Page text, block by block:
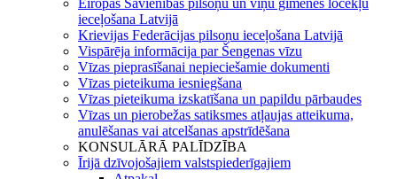
Eiropas Savienības pilsoņu un viņu ģimenes locekļu
ieceļošana Latvijā
Krievijas Federācijas pilsoņu ieceļošana Latvijā
Vispārēja informācija par Šengenas vīzu
Vīzas pieprasīšanai nepieciešamie dokumenti
Vīzas pieteikuma iesniegšana
Vīzas pieteikuma izskatīšana un papildu pārbaudes
Vīzas un pierobežas satiksmes atļaujas atteikuma,
anulēšanas vai atcelšanas apstrīdēšana
KONSULĀRĀ PALĪDZĪBA
Īrijā dzīvojošajiem valstspiederīgajiem